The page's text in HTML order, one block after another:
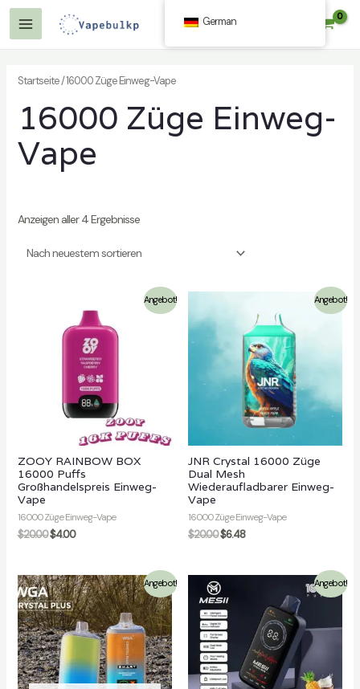
Zum
InhaltHauptmenü
Startseite/ 16000 Züge Einweg-Vape
16000 Züge Einweg-
Vape
Anzeigen aller 4 Ergebnisse
Angebot!
ZOOY RAINBOW BOX
16000 Puffs
Großhandelspreis Einweg-
Vape
16000 Züge Einweg-Vape
$20.00$4.00
Angebot!
JNR Crystal 16000 Züge
Dual Mesh
Wiederaufladbarer Einweg-
Vape
16000 Züge Einweg-Vape
$20.00$6.48
Angebot! Angebot!
German